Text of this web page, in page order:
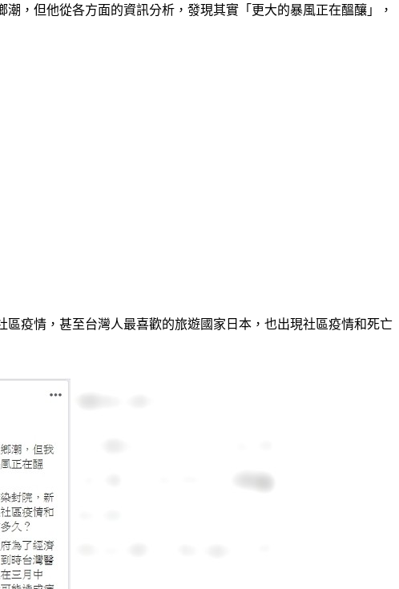
，但他從各方面的資訊分析，發現其實「更大的暴風正在醞釀」，
疫情，甚至台灣人最喜歡的旅遊國家日本，也出現社區疫情和死亡